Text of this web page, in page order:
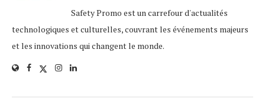
Safety Promo est un carrefour d'actualités
technologiques et culturelles, couvrant les événements majeurs
et les innovations qui changent le monde.